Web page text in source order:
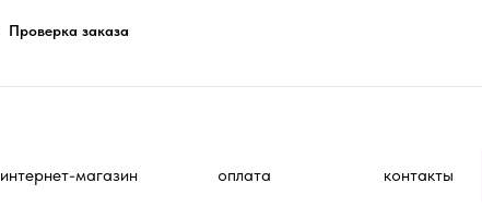
интернет-магазин оплата контакты
Проверка заказа